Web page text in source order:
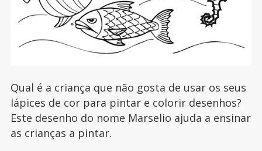
Qual é a criança que não gosta de usar os seus
lápices de cor para pintar e colorir desenhos?
Este desenho do nome Marselio ajuda a ensinar
as crianças a pintar.